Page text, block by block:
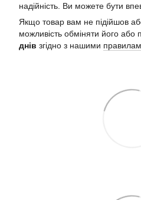
надійність. Ви можете бути
Якщо товар вам не підійшов
можливість обміняти його або
днів згідно з нашими